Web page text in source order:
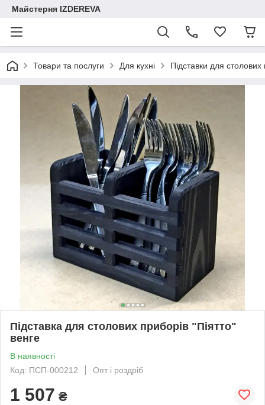
Майстерня IZDEREVA
Товари та послуги Для кухні Підставки для столових
Підставка для столових приборів "Піятто"
венге
В наявності
Код: ПСП-000212
Опт і роздріб
1 507 ₴